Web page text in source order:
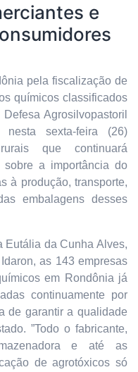
e
pela fiscalização de
químicos classificados
Agrosilvopastoril
sexta-feira (26)
que continuará
sobre a importância do
à produção, transporte,
embalagens desses
Eutália da Cunha Alves,
as 143 empresas
em Rondônia já
continuamente por
de garantir a qualidade
”Todo o fabricante,
e até as
de agrotóxicos só